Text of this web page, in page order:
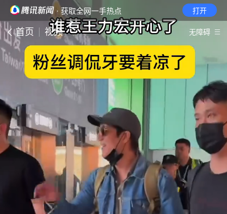
· 获取全网一手热点 打开
首页 视频 无障碍